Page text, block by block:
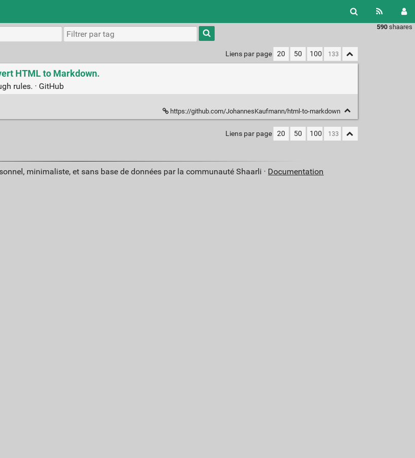
590 shaares
Type 1 or
more
charactersLiens par page 20 50 100
HTML to Markdown.
rules. · GitHub
https://github.com/JohannesKaufmann/html-to-markdown
Liens par page 20 50 100
minimaliste, et sans base de données par la communauté Shaarli · Documentation